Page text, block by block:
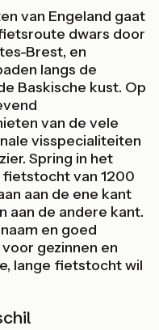
van Engeland gaat
dwars door
Brest, en
langs de
Baskische kust. Op
van de vele
visspecialiteiten
Spring in het
fietstocht van 1200
aan de ene kant
aan de andere kant.
en goed
gezinnen en
lange fietstocht wil